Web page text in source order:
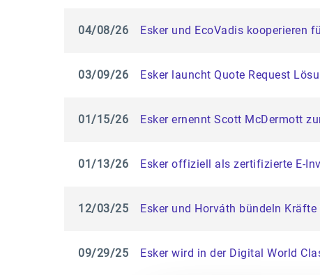
04/08/26 Esker und EcoVadis kooperieren
03/09/26 Esker launcht Quote Request
01/15/26 Esker ernennt Scott McDermott
01/13/26 Esker offiziell als zertifizierte E-
12/03/25 Esker und Horváth bündeln
09/29/25 Esker wird in der Digital World